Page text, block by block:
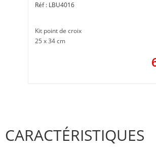
LBU4016
Kit point de croix
25 x 34 cm
CARACTÉRISTIQUES